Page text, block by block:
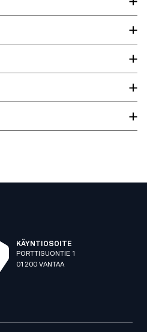
KÄYNTIOSOITE
PORTTISUONTIE 1
01200 VANTAA